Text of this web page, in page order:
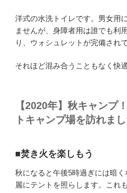
洋式の水洗トイレです。男女用
ませんが、身障者用は誰でも利
り、ウォシュレットが完備され
それほど混み合うこともなく快
【2020年】秋キャンプ
トキャンプ場を訪れま
■焚き火を楽しもう
秋になると午後5時過ぎには暗
麗にテントを照らします。これ